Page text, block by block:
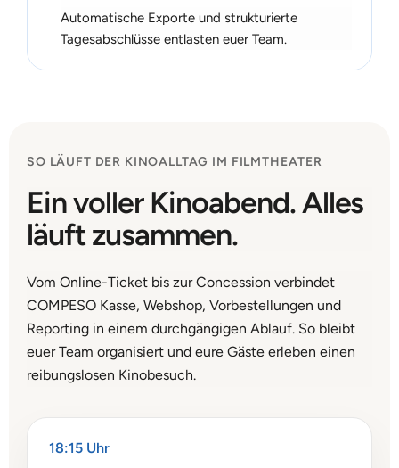
Automatische Exporte und strukturierte
Tagesabschlüsse entlasten euer Team.
SO LÄUFT DER KINOALLTAG IM FILMTHEATER
Ein voller Kinoabend. Alles
läuft zusammen.
Vom Online-Ticket bis zur Concession verbindet
COMPESO Kasse, Webshop, Vorbestellungen und
Reporting in einem durchgängigen Ablauf. So bleibt
euer Team organisiert und eure Gäste erleben einen
reibungslosen Kinobesuch.
18:15 Uhr